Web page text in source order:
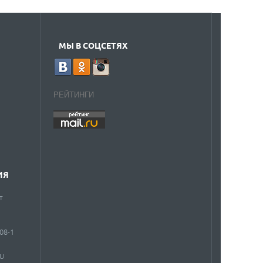
1
МЫ В СОЦСЕТЯХ
РЕЙТИНГИ